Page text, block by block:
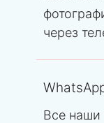
через
Все наши